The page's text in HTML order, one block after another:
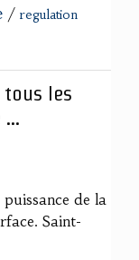
/ regulation
les
de la
Saint-